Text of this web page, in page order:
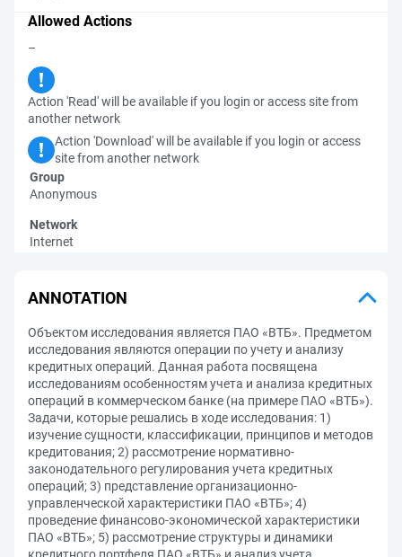
Allowed Actions
–
Action 'Read' will be available if you login or access site from
another network
Action 'Download' will be available if you login or access
site from another network
Group
Anonymous
Network
Internet
ANNOTATION
Объектом исследования является ПАО «ВТБ». Предметом
исследования являются операции по учету и анализу
кредитных операций. Данная работа посвящена
исследованиям особенностям учета и анализа кредитных
операций в коммерческом банке (на примере ПАО «ВТБ»).
Задачи, которые решались в ходе исследования: 1)
изучение сущности, классификации, принципов и методов
кредитования; 2) рассмотрение нормативно-
законодательного регулирования учета кредитных
операций; 3) представление организационно-
управленческой характеристики ПАО «ВТБ»; 4)
проведение финансово-экономической характеристики
ПАО «ВТБ»; 5) рассмотрение структуры и динамики